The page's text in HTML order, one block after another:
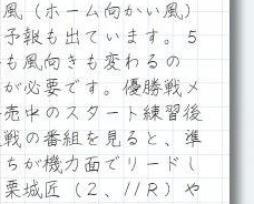
（ホーム向かい風）
報も出ています。５
風向きも変わるの
必要です。優勝戦メ
中のスタート練習後
の番組を見ると、準
が機力面でリードし
城匠（２、11Ｒ）や